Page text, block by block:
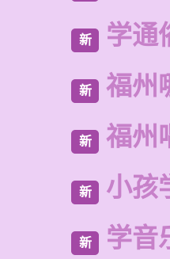
新 学通
新 福州
新 福州
新 小孩
新 学音